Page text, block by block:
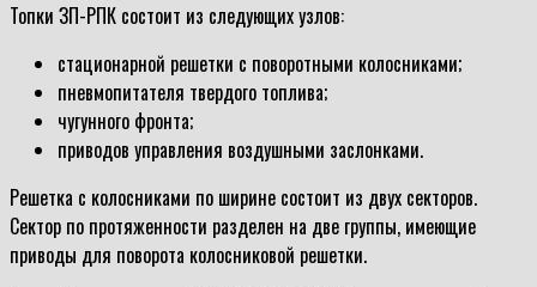
Топки ЗП-РПК состоит из следующих узлов:
стационарной решетки с поворотными колосниками;
пневмопитателя твердого топлива;
чугунного фронта;
приводов управления воздушными заслонками.
Решетка с колосниками по ширине состоит из двух секторов.
Сектор по протяженности разделен на две группы, имеющие
приводы для поворота колосниковой решетки.